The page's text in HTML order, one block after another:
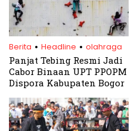
Berita . Headline . olahraga
Panjat Tebing Resmi Jadi
Cabor Binaan UPT PPOPM
Dispora Kabupaten Bogor